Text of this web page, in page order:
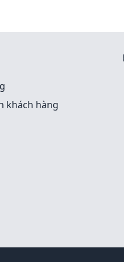
khách hàng